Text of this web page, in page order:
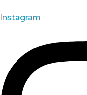
Instagram